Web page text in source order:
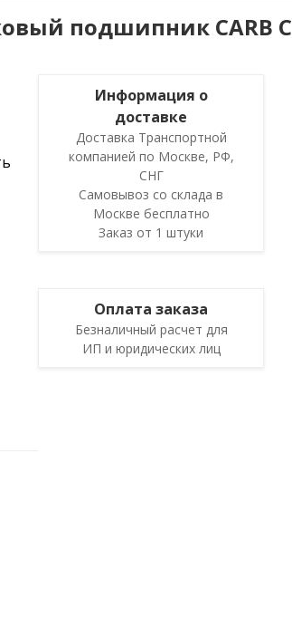
подшипник CARB C
Информация о
доставке
Доставка Транспортной
компанией по Москве, РФ,
СНГ
Самовывоз со склада в
Москве бесплатно
Заказ от 1 штуки
Оплата заказа
Безналичный расчет для
ИП и юридических лиц